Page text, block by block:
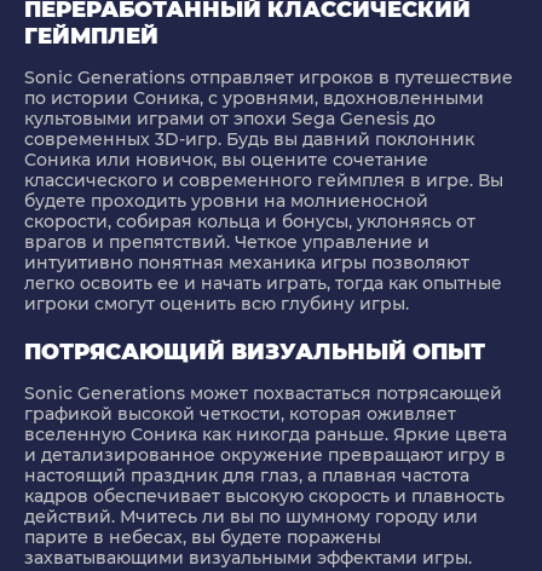
ПЕРЕРАБОТАННЫЙ КЛАССИЧЕСКИЙ
ГЕЙМПЛЕЙ
Sonic Generations отправляет игроков в путешествие
по истории Соника, с уровнями, вдохновленными
культовыми играми от эпохи Sega Genesis до
современных 3D-игр. Будь вы давний поклонник
Соника или новичок, вы оцените сочетание
классического и современного геймплея в игре. Вы
будете проходить уровни на молниеносной
скорости, собирая кольца и бонусы, уклоняясь от
врагов и препятствий. Четкое управление и
интуитивно понятная механика игры позволяют
легко освоить ее и начать играть, тогда как опытные
игроки смогут оценить всю глубину игры.
ПОТРЯСАЮЩИЙ ВИЗУАЛЬНЫЙ ОПЫТ
Sonic Generations может похвастаться потрясающей
графикой высокой четкости, которая оживляет
вселенную Соника как никогда раньше. Яркие цвета
и детализированное окружение превращают игру в
настоящий праздник для глаз, а плавная частота
кадров обеспечивает высокую скорость и плавность
действий. Мчитесь ли вы по шумному городу или
парите в небесах, вы будете поражены
захватывающими визуальными эффектами игры.